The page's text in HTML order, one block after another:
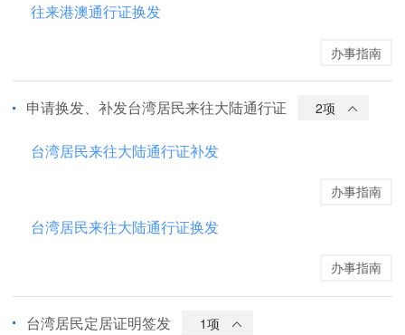
往来港澳通行证换发
办事指南
申请换发、补发台湾居民来往大陆通行证 2项
台湾居民来往大陆通行证补发
办事指南
台湾居民来往大陆通行证换发
办事指南
台湾居民定居证明签发 1项